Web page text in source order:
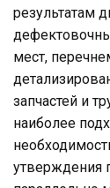
результатам
мест,
запчастей и
наиболее
утверждения